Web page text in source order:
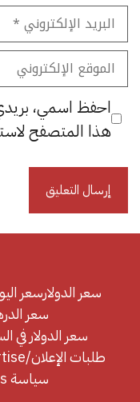
البريد
الإلكتروني
الموقع
الإلكتروني
احفظ اسمي، بريدي
هذا المتصفح
سعر الدولارسعر
سعر
سعر الدولار في
طلبات الإعلان/Advertise
سياسة Cookies